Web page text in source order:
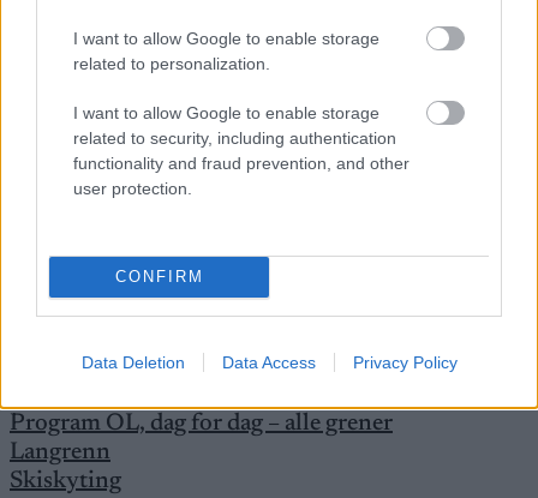
I want to allow Google to enable storage
related to personalization.
I want to allow Google to enable storage
related to security, including authentication
functionality and fraud prevention, and other
user protection.
CONFIRM
Data Deletion Data Access Privacy Policy
fellesstart. Den starter klokka
10.00.https://www.langrenn.com/event/olympic
FAKTA: OL 2022 BEIJING
4. til 20. februar, 2022
Skiskyting, langrenn og nordiske grener
arrangeres på Zhangjiakou-arenaen, på
Hva skjer når:
Program OL, dag for dag – alle grener
Langrenn
Skiskyting